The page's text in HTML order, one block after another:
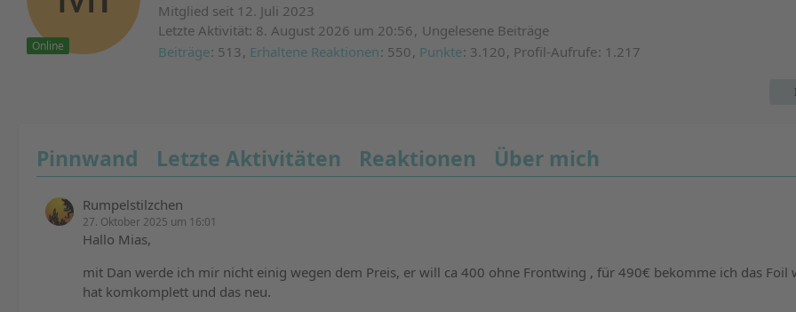
Online
Mitglied seit 12. Juli 2023
Letzte Aktivität: 8. August 2026 um 20:56 Ungelesene Beiträge
Beiträge 513 Erhaltene Reaktionen 550 Punkte 3.120 Profil-Aufrufe 1.217
Pinnwand Letzte Aktivitäten Reaktionen Über mich
Rumpelstilzchen
27. Oktober 2025 um 16:01
Hallo Mias,
mit Dan werde ich mir nicht einig wegen dem Preis, er will ca 400 ohne Frontwing , für 490€ bekomme ich das Foil
hat komkomplett und das neu.